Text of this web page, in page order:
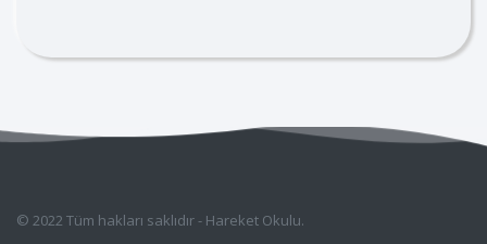
© 2022 Tüm hakları saklıdır - Hareket Okulu.